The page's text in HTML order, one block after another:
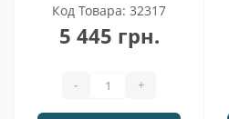
Код Товара: 32317
5 445 грн.
- +